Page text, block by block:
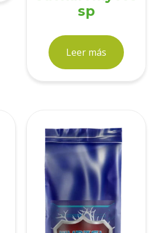
sp
Leer más